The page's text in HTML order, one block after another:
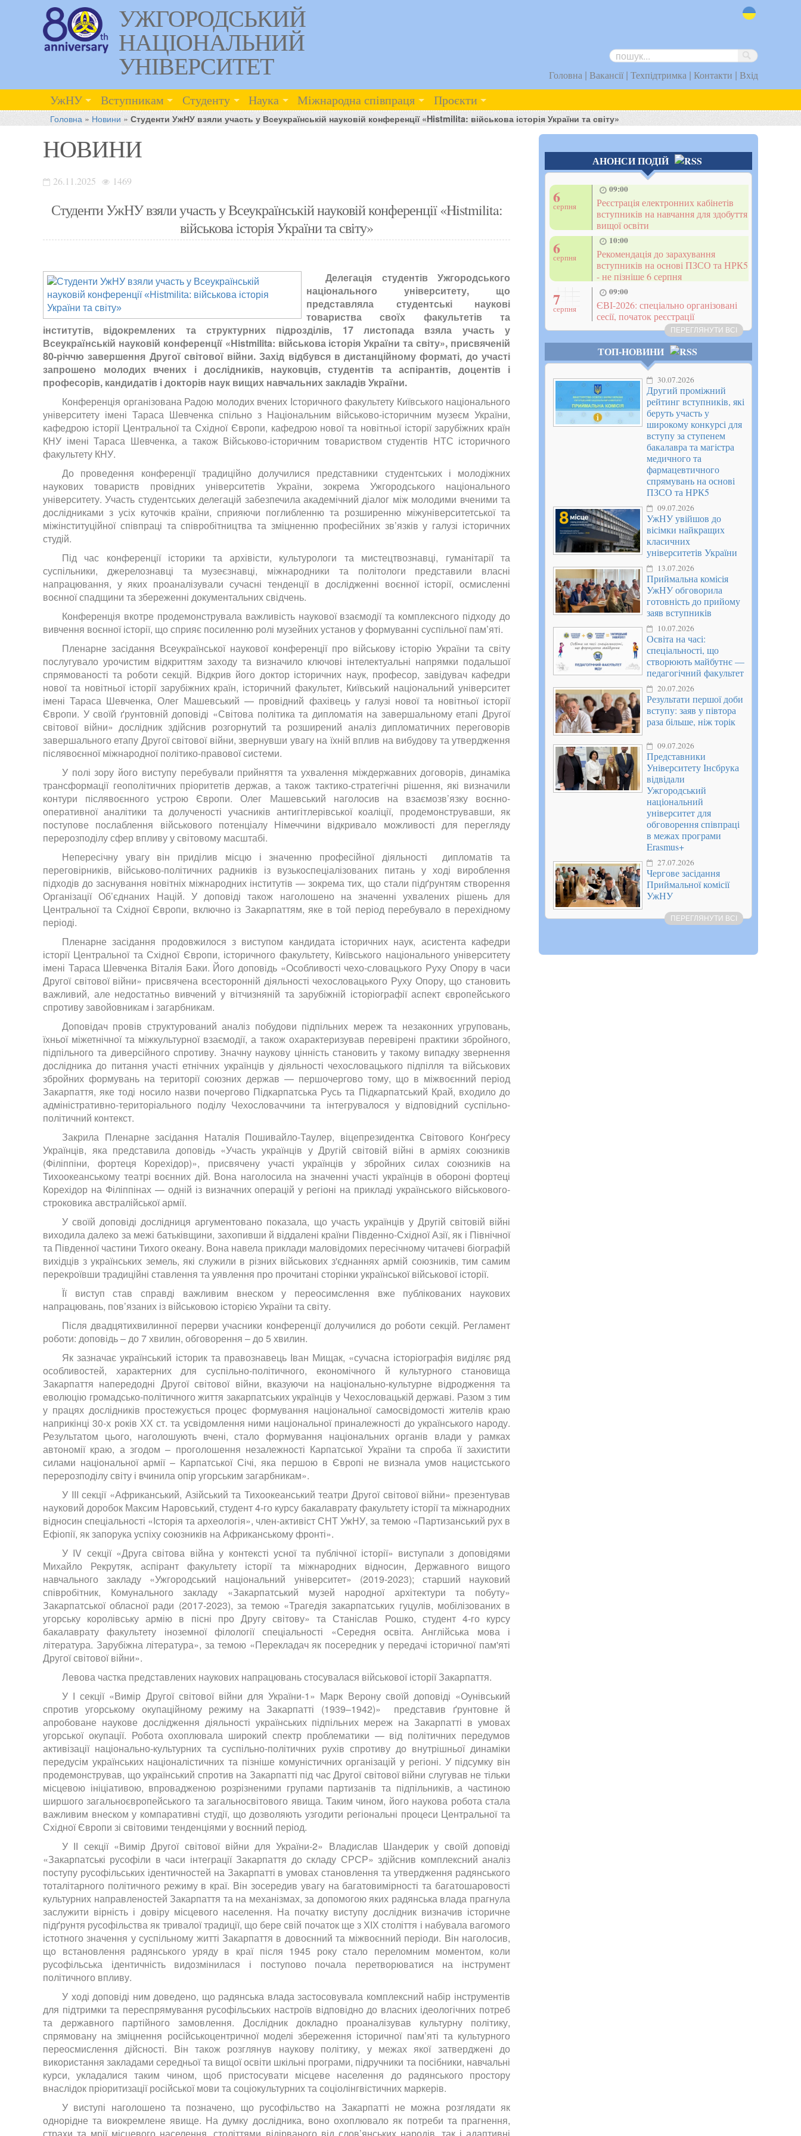
УЖГОРОДСЬКИЙ
НАЦІОНАЛЬНИЙ
УНІВЕРСИТЕТ Головна | Вакансії| Техпідтримка | Контакти | Вхід
УжНУ Вступникам Студенту Наука Міжнародна співпраця Проєкти
Головна » Новини » Студенти УжНУ взяли участь у Всеукраїнській науковій конференції «Histmilita: військова історія України та світу»
НОВИНИ
26.11.2025 1469
Студенти УжНУ взяли участь у Всеукраїнській науковій конференції «Histmilita:
військова історія України та світу»
Делегація студентів Ужгородського
національного університету, що
представляла студентські наукові
товариства своїх факультетів та
інститутів, відокремлених та структурних підрозділів, 17 листопада взяла участь у
Всеукраїнській науковій конференції «Histmilita: військова історія України та світу», присвяченій
80-річчю завершення Другої світової війни. Захід відбувся в дистанційному форматі, до участі
запрошено молодих вчених і дослідників, науковців, студентів та аспірантів, доцентів і
професорів, кандидатів і докторів наук вищих навчальних закладів України.
Конференція організована Радою молодих вчених Історичного факультету Київського національного
університету імені Тараса Шевченка спільно з Національним військово-історичним музеєм України,
кафедрою історії Центральної та Східної Європи, кафедрою нової та новітньої історії зарубіжних країн
КНУ імені Тараса Шевченка, а також Військово-історичним товариством студентів НТС історичного
факультету КНУ.
До проведення конференції традиційно долучилися представники студентських і молодіжних
наукових товариств провідних університетів України, зокрема Ужгородського національного
університету. Участь студентських делегацій забезпечила академічний діалог між молодими вченими та
дослідниками з усіх куточків країни, сприяючи поглибленню та розширенню міжуніверситетської та
міжінституційної співпраці та співробітництва та зміцненню професійних зв’язків у галузі історичних
студій.
Під час конференції історики та архівісти, культурологи та мистецтвознавці, гуманітарії та
суспільники, джерелознавці та музеєзнавці, міжнародники та політологи представили власні
напрацювання, у яких проаналізували сучасні тенденції в дослідженні воєнної історії, осмисленні
воєнної спадщини та збереженні документальних свідчень.
Конференція вкотре продемонструвала важливість наукової взаємодії та комплексного підходу до
вивчення воєнної історії, що сприяє посиленню ролі музейних установ у формуванні суспільної пам’яті.
Пленарне засідання Всеукраїнської наукової конференції про військову історію України та світу
послугувало урочистим відкриттям заходу та визначило ключові інтелектуальні напрямки подальшої
спрямованості та роботи секцій. Відкрив його доктор історичних наук, професор, завідувач кафедри
нової та новітньої історії зарубіжних країн, історичний факультет, Київський національний університет
імені Тараса Шевченка, Олег Машевський — провідний фахівець у галузі нової та новітньої історії
Європи. У своїй ґрунтовній доповіді «Світова політика та дипломатія на завершальному етапі Другої
світової війни» дослідник здійснив розгорнутий та розширений аналіз дипломатичних переговорів
завершального етапу Другої світової війни, звернувши увагу на їхній вплив на вибудову та утвердження
післявоєнної міжнародної політико-правової системи.
У полі зору його виступу перебували прийняття та ухвалення міждержавних договорів, динаміка
трансформації геополітичних пріоритетів держав, а також тактико-стратегічні рішення, які визначили
контури післявоєнного устрою Європи. Олег Машевський наголосив на взаємозв’язку воєнно-
оперативної аналітики та долученості учасників антигітлерівської коаліції, продемонструвавши, як
поступове послаблення військового потенціалу Німеччини відкривало можливості для перегляду
перерозподілу сфер впливу у світовому масштабі.
Непересічну увагу він приділив місцю і значенню професійної діяльності дипломатів та
переговірників, військово-політичних радників із вузькоспеціалізованих питань у ході вироблення
підходів до заснування новітніх міжнародних інститутів — зокрема тих, що стали підґрунтям створення
Організації Об’єднаних Націй. У доповіді також наголошено на значенні ухвалених рішень для
Центральної та Східної Європи, включно із Закарпаттям, яке в той період перебувало в перехідному
періоді.
Пленарне засідання продовжилося з виступом кандидата історичних наук, асистента кафедри
історії Центральної та Східної Європи, історичного факультету, Київського національного університету
імені Тараса Шевченка Віталія Баки. Його доповідь «Особливості чехо-словацького Руху Опору в часи
Другої світової війни» присвячена всесторонній діяльності чехословацького Руху Опору, що становить
важливий, але недостатньо вивчений у вітчизняній та зарубіжній історіографії аспект європейського
спротиву завойовникам і загарбникам.
Доповідач провів структурований аналіз побудови підпільних мереж та незаконних угруповань,
їхньої міжетнічної та міжкультурної взаємодії, а також охарактеризував перевірені практики збройного,
підпільного та диверсійного спротиву. Значну наукову цінність становить у такому випадку звернення
дослідника до питання участі етнічних українців у діяльності чехословацького підпілля та військових
збройних формувань на території союзних держав — першочергово тому, що в міжвоєнний період
Закарпаття, яке тоді носило назви почергово Підкарпатська Русь та Підкарпатський Край, входило до
адміністративно-територіального поділу Чехословаччини та інтегрувалося у відповідний суспільно-
політичний контекст.
Закрила Пленарне засідання Наталія Пошивайло-Таулер, віцепрезидентка Світового Конґресу
Українців, яка представила доповідь «Участь українців у Другій світовій війні в арміях союзників
(Філіппіни, фортеця Корехідор)», присвячену участі українців у збройних силах союзників на
Тихоокеанському театрі воєнних дій. Вона наголосила на значенні участі українців в обороні фортеці
Корехідор на Філіппінах — одній із визначних операцій у регіоні на прикладі українського військового-
строковика австралійської армії.
У своїй доповіді дослідниця аргументовано показала, що участь українців у Другій світовій війні
виходила далеко за межі батьківщини, захопивши й віддалені країни Південно-Східної Азії, як і Північної
та Південної частини Тихого океану. Вона навела приклади маловідомих пересічному читачеві біографій
вихідців з українських земель, які служили в різних військових з'єднаннях армій союзників, тим самим
перекроївши традиційні ставлення та уявлення про прочитані сторінки української військової історії.
Її виступ став справді важливим внеском у переосимслення вже публікованих наукових
напрацювань, пов’язаних із військовою історією України та світу.
Після двадцятихвилинної перерви учасники конференції долучилися до роботи секцій. Регламент
роботи: доповідь – до 7 хвилин, обговорення – до 5 хвилин.
Як зазначає український історик та правознавець Іван Мищак, «сучасна історіографія виділяє ряд
особливостей, характерних для суспільно-політичного, економічного й культурного становища
Закарпаття напередодні Другої світової війни, вказуючи на національно-культурне відродження та
еволюцію громадсько-політичного життя закарпатських українців у Чехословацькій державі. Разом з тим
у працях дослідників простежується процес формування національної самосвідомості жителів краю
наприкінці 30-х років ХХ ст. та усвідомлення ними національної приналежності до українського народу.
Результатом цього, наголошують вчені, стало формування національних органів влади у рамках
автономії краю, а згодом – проголошення незалежності Карпатської України та спроба її захистити
силами національної армії – Карпатської Січі, яка першою в Європі не визнала умов нацистського
перерозподілу світу і вчинила опір угорським загарбникам».
У III секції «Африканський, Азійський та Тихоокеанський театри Другої світової війни» презентував
науковий доробок Максим Наровський, студент 4-го курсу бакалаврату факультету історії та міжнародних
відносин спеціальності «Історія та археологія», член-активіст СНТ УжНУ, за темою «Партизанський рух в
Ефіопії, як запорука успіху союзників на Африканському фронті».
У IV секції «Друга світова війна у контексті усної та публічної історії» виступали з доповідями
Михайло Рекрутяк, аспірант факультету історії та міжнародних відносин, Державного вищого
навчального закладу «Ужгородський національний університет» (2019-2023); старший науковий
співробітник, Комунального закладу «Закарпатський музей народної архітектури та побуту»
Закарпатської обласної ради (2017-2023), за темою «Трагедія закарпатських гуцулів, мобілізованих в
угорську королівську армію в пісні про Другу світову» та Станіслав Рошко, студент 4-го курсу
бакалаврату факультету іноземної філології спеціальності «Середня освіта. Англійська мова і
література. Зарубіжна література», за темою «Перекладач як посередник у передачі історичної пам'яті
Другої світової війни».
Левова частка представлених наукових напрацювань стосувалася військової історії Закарпаття.
У І секції «Вимір Другої світової війни для України-1» Марк Верону своїй доповіді «Оунівський
спротив угорському окупаційному режиму на Закарпатті (1939–1942)» представив ґрунтовне й
апробоване наукове дослідження діяльності українських підпільних мереж на Закарпатті в умовах
угорської окупації. Робота охоплювала широкий спектр проблематики — від політичних передумов
активізації національно-культурних та суспільно-політичних рухів спротиву до внутрішньої динаміки
передусім українських націоналістичних та пізніше комуністичних організацій у регіоні. У підсумку він
продемонстрував, що український спротив на Закарпатті під час Другої світової війни слугував не тільки
місцевою ініціативою, впровадженою розрізненими групами партизанів та підпільників, а частиною
ширшого загальноєвропейського та загальносвітового явища. Таким чином, його наукова робота стала
важливим внеском у компаративні студії, що дозволяють узгодити регіональні процеси Центральної та
Східної Європи зі світовими тенденціями у воєнний період.
У ІІ секції «Вимір Другої світової війни для України-2» Владислав Шандерик у своїй доповіді
«Закарпатські русофіли в часи інтеграції Закарпаття до складу СРСР» здійснив комплексний аналіз
поступу русофільських ідентичностей на Закарпатті в умовах становлення та утвердження радянського
тоталітарного політичного режиму в краї. Він зосередив увагу на багатовимірності та багатошаровості
культурних направленостей Закарпаття та на механізмах, за допомогою яких радянська влада прагнула
заслужити вірність і довіру місцевого населення. На початку виступу дослідник визначив історичне
підґрунтя русофільства як тривалої традиції, що бере свій початок ще з ХІХ століття і набувала вагомого
істотного значення у суспільному житті Закарпаття в довоєнний та міжвоєнний періоди. Він наголосив,
що встановлення радянського уряду в краї після 1945 року стало переломним моментом, коли
русофільська ідентичність видозмінилася і поступово почала перетворюватися на інструмент
політичного впливу.
У ході доповіді ним доведено, що радянська влада застосовувала комплексний набір інструментів
для підтримки та переспрямування русофільських настроїв відповідно до власних ідеологічних потреб
та державного партійного замовлення. Дослідник докладно проаналізував культурну політику,
спрямовану на зміцнення російськоцентричної моделі збереження історичної пам’яті та культурного
переосмислення дійсності. Він також розглянув наукову політику, у межах якої затверджені до
використання закладами середньої та вищої освіти шкільні програми, підручники та посібники, навчальні
курси, укладалися таким чином, щоб пристосувати місцеве населення до радянського простору
внаслідок пріоритизації російської мови та соціокультурних та соціолінгвістичних маркерів.
У виступі наголошено та позначено, що русофільство на Закарпатті не можна розглядати як
однорідне та виокремлене явище. На думку дослідника, воно охоплювало як потреби та прагнення,
АНОНСИ ПОДІЙ
6
серпня
09:00
Реєстрація електронних кабінетів
вступників на навчання для здобуття
вищої освіти
6
серпня
10:00
Рекомендація до зарахування
вступників на основі ПЗСО та НРК5
- не пізніше 6 серпня
7
серпня
09:00
ЄВІ-2026: спеціально організовані
сесії, початок реєстрації
ПЕРЕГЛЯНУТИ ВСІ
ТОП-НОВИНИ
30.07.2026
Другий проміжний
рейтинг вступників, які
беруть участь у
широкому конкурсі для
вступу за ступенем
бакалавра та магістра
медичного та
фармацевтичного
спрямувань на основі
ПЗСО та НРК5
09.07.2026
УжНУ увійшов до
вісімки найкращих
класичних
університетів України
13.07.2026
Приймальна комісія
УжНУ обговорила
готовність до прийому
заяв вступників
10.07.2026
Освіта на часі:
спеціальності, що
створюють майбутнє —
педагогічний факультет
20.07.2026
Результати першої доби
вступу: заяв у півтора
раза більше, ніж торік
09.07.2026
Представники
Університету Інсбрука
відвідали
Ужгородський
національний
університет для
обговорення співпраці
в межах програми
Erasmus+
27.07.2026
Чергове засідання
Приймальної комісії
УжНУ
ПЕРЕГЛЯНУТИ ВСІ